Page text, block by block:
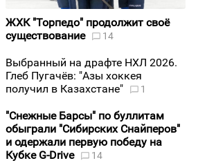
ЖХК "Торпедо" продолжит своё
существование
14
Выбранный на драфте НХЛ 2026.
Глеб Пугачёв: "Азы хоккея
получил в Казахстане"
1
"Снежные Барсы" по буллитам
обыграли "Сибирских Снайперов"
и одержали первую победу на
Кубке G-Drive
14